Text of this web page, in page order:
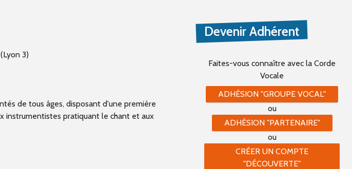
3)
de tous âges, disposant d'une première
instrumentistes pratiquant le chant et aux
Devenir Adhérent
Faites-vous connaître avec la Corde
Vocale
ADHÉSION "GROUPE VOCAL"
ou
ADHÉSION "PARTENAIRE"
ou
CRÉER UN COMPTE
"DÉCOUVERTE"